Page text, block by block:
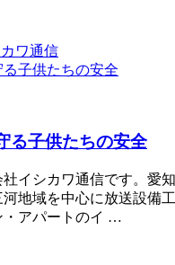
ワ通信
る子供たちの安全
イシカワ通信です。愛
地域を中心に放送設備
・アパートのイ …